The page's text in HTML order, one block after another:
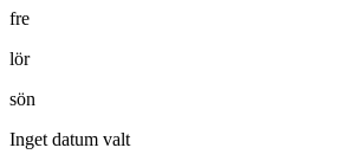
fre
lör
sön
Inget datum valt